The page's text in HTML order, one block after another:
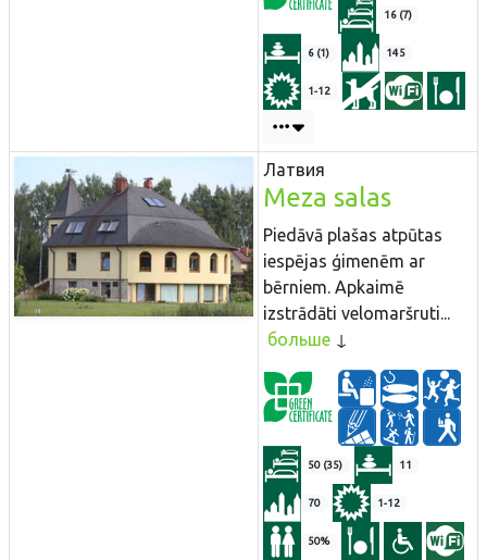
16 (7)
6 (1) 145
1-12
Латвия
Meza salas
Piedāvā plašas atpūtas
iespējas ģimenēm ar
bērniem. Apkaimē
izstrādāti velomaršruti...
больше
50 (35) 11
70 1-12
50%